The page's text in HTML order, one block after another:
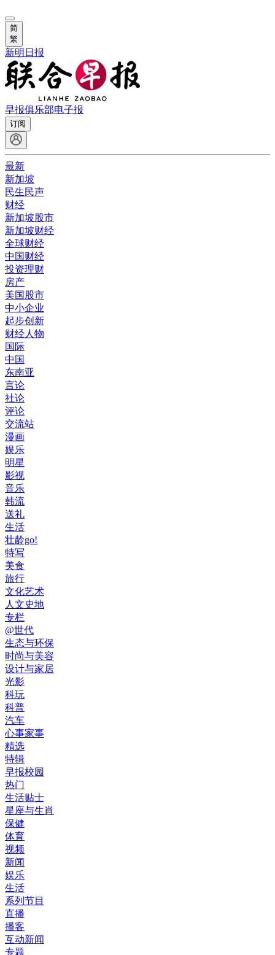
简
繁
新明日报
早报俱乐部电子报
订阅
最新
新加坡
民生民声
财经
新加坡股市
新加坡财经
全球财经
中国财经
投资理财
房产
美国股市
中小企业
起步创新
财经人物
国际
中国
东南亚
言论
社论
评论
交流站
漫画
娱乐
明星
影视
音乐
韩流
送礼
生活
壮龄go!
特写
美食
旅行
文化艺术
人文史地
专栏
@世代
生态与环保
时尚与美容
设计与家居
光影
科玩
科普
汽车
心事家事
精选
特辑
早报校园
热门
生活贴士
星座与生肖
保健
体育
视频
新闻
娱乐
生活
系列节目
直播
播客
互动新闻
专题